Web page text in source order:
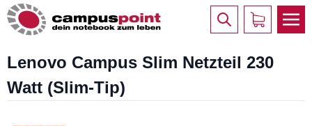
Lenovo Campus Slim Netzteil 230
Watt (Slim-Tip)